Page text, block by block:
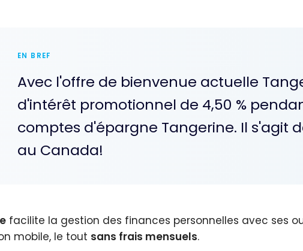
EN BREF
Avec l'offre de bienvenue actuelle
d'intérêt promotionnel de 4,50 %
comptes d'épargne Tangerine. Il s'agit
au Canada!
facilite la gestion des finances personnelles avec ses
mobile, le tout sans frais mensuels.